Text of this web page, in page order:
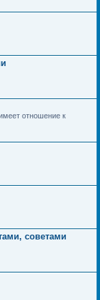
отношение к
советами